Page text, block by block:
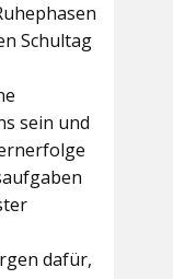
Schultag
sein und
dafür,